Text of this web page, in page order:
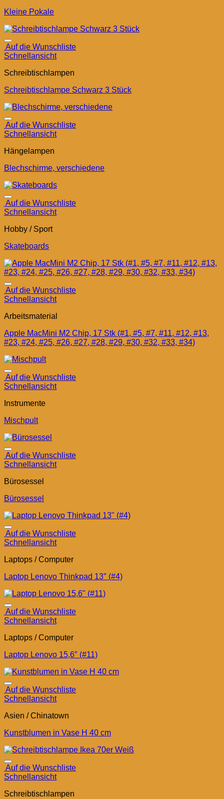
Kleine Pokale
Auf die Wunschliste
Schnellansicht
Schreibtischlampen
Schreibtischlampe Schwarz 3 Stück
Auf die Wunschliste
Schnellansicht
Hängelampen
Blechschirme, verschiedene
Auf die Wunschliste
Schnellansicht
Hobby / Sport
Skateboards
Auf die Wunschliste
Schnellansicht
Arbeitsmaterial
Apple MacMini M2 Chip, 17 Stk (#1, #5, #7, #11, #12, #13,
#23, #24, #25, #26, #27, #28, #29, #30, #32, #33, #34)
Auf die Wunschliste
Schnellansicht
Instrumente
Mischpult
Auf die Wunschliste
Schnellansicht
Bürosessel
Bürosessel
Auf die Wunschliste
Schnellansicht
Laptops / Computer
Laptop Lenovo Thinkpad 13″ (#4)
Auf die Wunschliste
Schnellansicht
Laptops / Computer
Laptop Lenovo 15,6″ (#11)
Auf die Wunschliste
Schnellansicht
Asien / Chinatown
Kunstblumen in Vase H 40 cm
Auf die Wunschliste
Schnellansicht
Schreibtischlampen